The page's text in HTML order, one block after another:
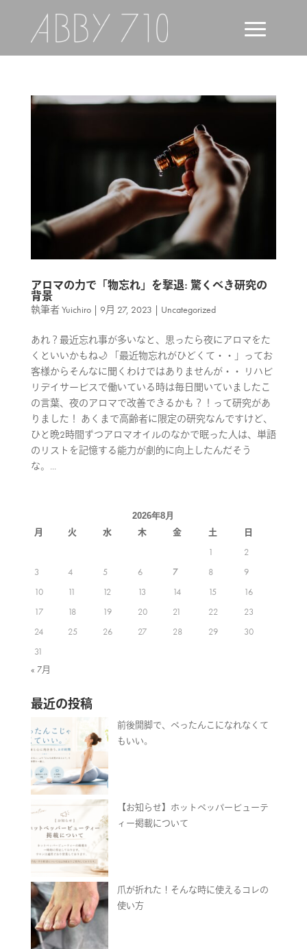
アロマの力で「物忘れ」を撃退: 驚くべき研究の
背景
執筆者Yuichiro| 9月 27, 2023 | Uncategorized
あれ？最近忘れ事が多いなと、思ったら夜にアロマをた
くといいかもね🌙 「最近物忘れがひどくて・・」ってお
客様からそんなに聞くわけではありませんが・・ リハビ
リデイサービスで働いている時は毎日聞いていましたこ
の言葉、夜のアロマで改善できるかも？！って研究があ
りました！ あくまで高齢者に限定の研究なんですけど、
ひと晩2時間ずつアロマオイルのなかで眠った人は、単語
のリストを記憶する能力が劇的に向上したんだそう
な。...
2026年8月
月 火 水 木 金 土
日
1
2
3
4 5 6 7 8
9
10
11 12 13 14 15
16
17
18 19 20 21 22
23
24
25 26 27 28 29
30
31
« 7月
最近の投稿
前後開脚で、ぺったんこになれなくて
もいい。
【お知らせ】ホットペッパービューテ
ィー掲載について
爪が折れた！そんな時に使えるコレの
使い方